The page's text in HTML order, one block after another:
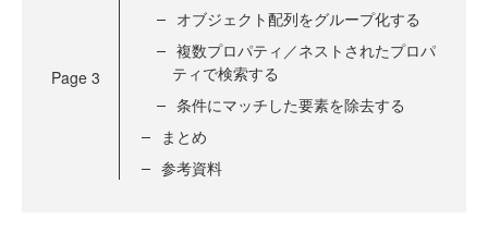
Page 3
オブジェクト配列をグループ化する
複数プロパティ／ネストされたプロパ
ティで検索する
条件にマッチした要素を除去する
まとめ
参考資料